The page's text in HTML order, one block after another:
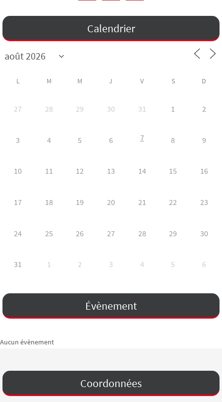
Calendrier
L M M J V S D
27 28 29 30 31 1 2
3 4 5 6 7 8 9
10 11 12 13 14 15 16
17 18 19 20 21 22 23
24 25 26 27 28 29 30
31 1 2 3 4 5 6
Évènement
Aucun évènement
Coordonnées